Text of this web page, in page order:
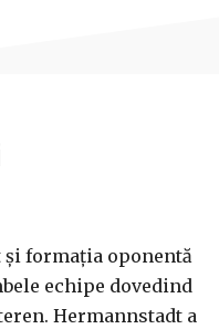
formația oponentă
echipe dovedind
Hermannstadt a